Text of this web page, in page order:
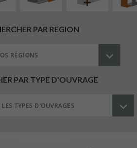
PAR REGION
PAR TYPE D'OUVRAGE